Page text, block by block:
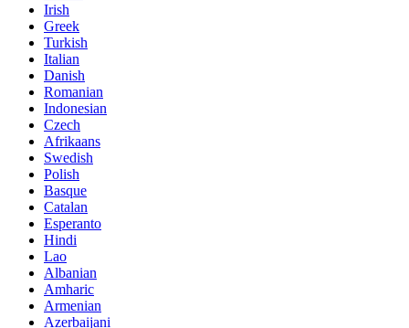
Irish
Greek
Turkish
Italian
Danish
Romanian
Indonesian
Czech
Afrikaans
Swedish
Polish
Basque
Catalan
Esperanto
Hindi
Lao
Albanian
Amharic
Armenian
Azerbaijani